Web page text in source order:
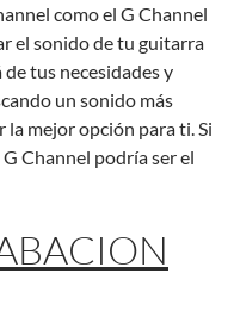
como el G Channel
el sonido de tu guitarra
tus necesidades y
un sonido más
la mejor opción para ti. Si
Channel podría ser el